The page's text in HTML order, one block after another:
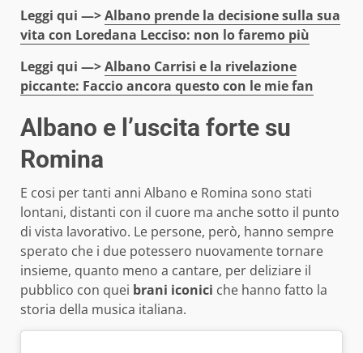
Leggi qui —>Albano prende la decisione sulla sua
vita con Loredana Lecciso: non lo faremo più
Leggi qui —>Albano Carrisi e la rivelazione
piccante: Faccio ancora questo con le mie fan
Albano e l’uscita forte su
Romina
E cosi per tanti anni Albano e Romina sono stati
lontani, distanti con il cuore ma anche sotto il punto
di vista lavorativo. Le persone, però, hanno sempre
sperato che i due potessero nuovamente tornare
insieme, quanto meno a cantare, per deliziare il
pubblico con quei brani iconici che hanno fatto la
storia della musica italiana.